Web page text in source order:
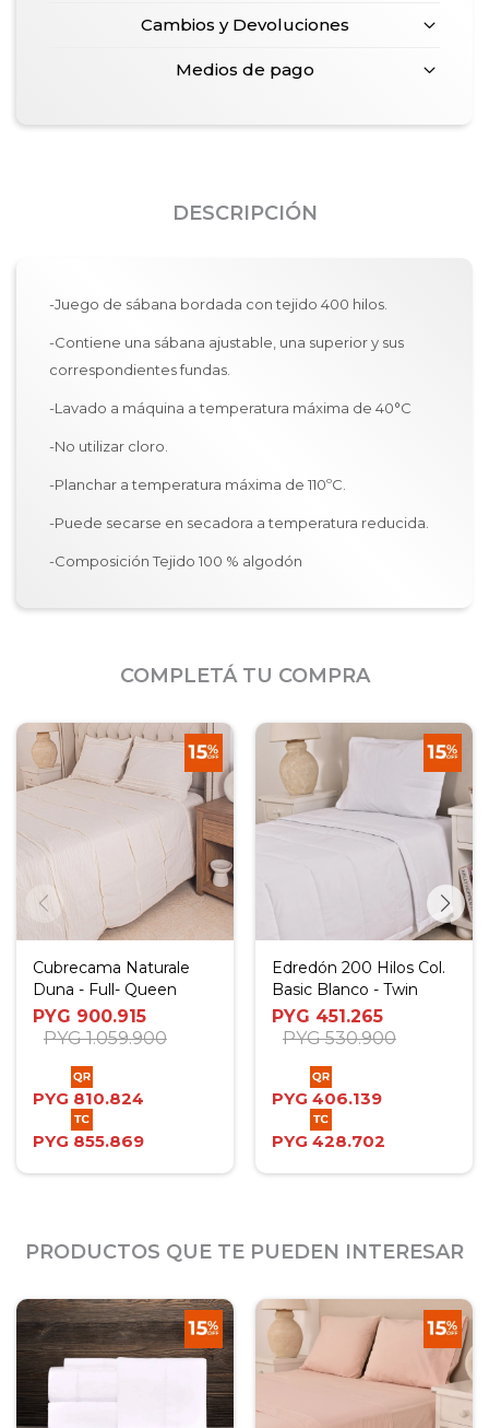
Cambios y Devoluciones
Medios de pago
DESCRIPCIÓN
-Juego de sábana bordada con tejido 400 hilos.
-Contiene una sábana ajustable, una superior y sus
correspondientes fundas.
-Lavado a máquina a temperatura máxima de 40°C
-No utilizar cloro.
-Planchar a temperatura máxima de 110ºC.
-Puede secarse en secadora a temperatura reducida.
-Composición Tejido 100 % algodón
COMPLETÁ TU COMPRA
Cubrecama Naturale
Duna - Full- Queen
PYG 900.915
PYG 1.059.900
PYG 810.824
PYG 855.869
Edredón 200 Hilos Col.
Basic Blanco - Twin
PYG 451.265
PYG 530.900
PYG 406.139
PYG 428.702
PRODUCTOS QUE TE PUEDEN INTERESAR